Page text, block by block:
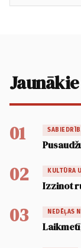
Jaunākie
01
02 KULTŪRA
Izzinot
03 NEDĒĻAS